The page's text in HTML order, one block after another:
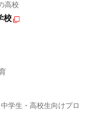
高校
校
学生・高校生向けプロ